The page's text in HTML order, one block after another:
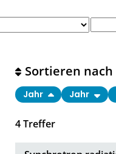
4Treffer
Sortieren nach
Jahr Jahr